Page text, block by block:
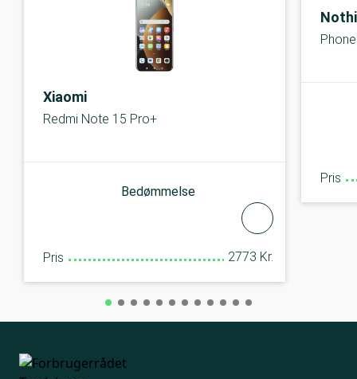
Xiaomi
Redmi Note 15 Pro+
Bedømmelse
Pris 2773 Kr.
Pris